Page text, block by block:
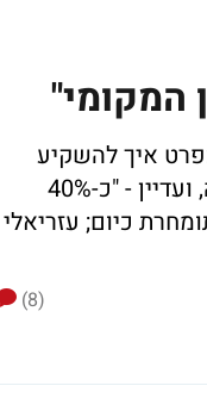
המקומי"
איך להשקיע
מיליון שקלים, מסביר ששוק המניות הישראלי זול ועשוי להוות הזדמנות כניסה, ועדיין - "כ-40%
כיום; עזריאלי
(8)